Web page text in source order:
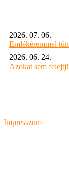
2026. 07. 06.
Emlékéremmel
2026. 06. 24.
Azokat sem
Impresszum